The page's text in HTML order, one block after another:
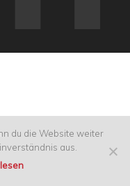
du die Website weiter
aus.